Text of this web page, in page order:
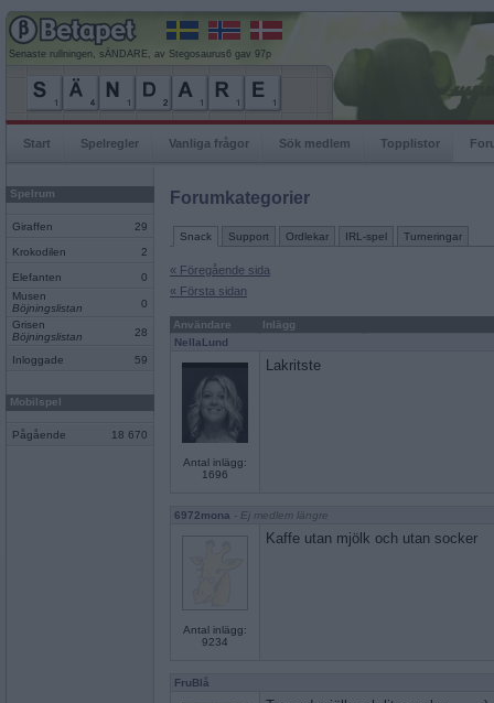
Senaste rullningen, sÄNDARE, av Stegosaurus6 gav 97p
Start Spelregler Vanliga frågor Sök medlem Topplistor
Spelrum
Giraffen 29
Krokodilen 2
Elefanten
0
Musen
Böjningslistan
0
Grisen
Böjningslistan
28
Inloggade 59
Mobilspel
Pågående 18 670
Forumkategorier
Snack Support Ordlekar IRL-spel Turneringar
« Föregående sida
« Första sidan
Användare
Inlägg
NellaLund
Antal inlägg:
1696
Lakritste
6972mona - Ej medlem längre
Antal inlägg:
9234
Kaffe utan mjölk och utan socker
FruBlå